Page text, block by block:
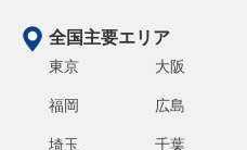
全国主要エリア
東京 大阪
福岡 広島
埼玉 千葉